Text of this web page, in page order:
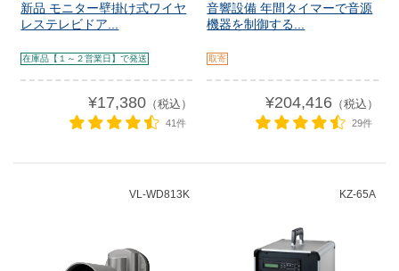
新品 モニター壁掛け式ワイヤ
レステレビドア...
在庫品【１～２営業日】で発送
¥17,380（税込）
41件
音響設備 年間タイマーで音源
機器を制御する...
取寄
¥204,416（税込）
29件
VL-WD813K KZ-65A